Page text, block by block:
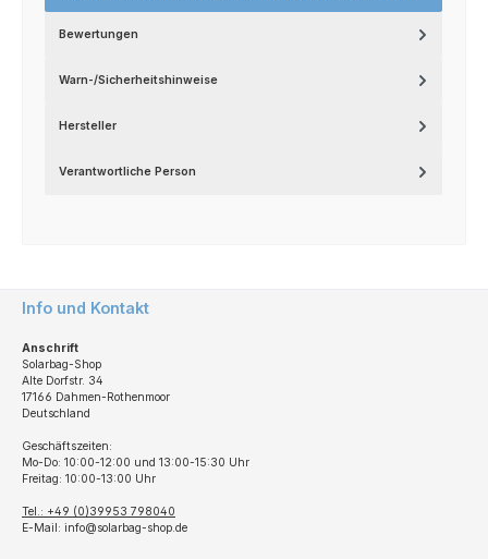
Bewertungen
Warn-/Sicherheitshinweise
Hersteller
Verantwortliche Person
Info und Kontakt
Anschrift
Solarbag-Shop
Alte Dorfstr. 34
17166 Dahmen-Rothenmoor
Deutschland
Geschäftszeiten:
Mo-Do: 10:00-12:00 und 13:00-15:30 Uhr
Freitag: 10:00-13:00 Uhr
Tel.: +49 (0)39953 798040
E-Mail: info@solarbag-shop.de